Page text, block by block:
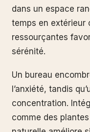
dans un espace
temps en extérieur
ressourçantes
sérénité.
Un bureau
l’anxiété, tandis
concentration.
comme des